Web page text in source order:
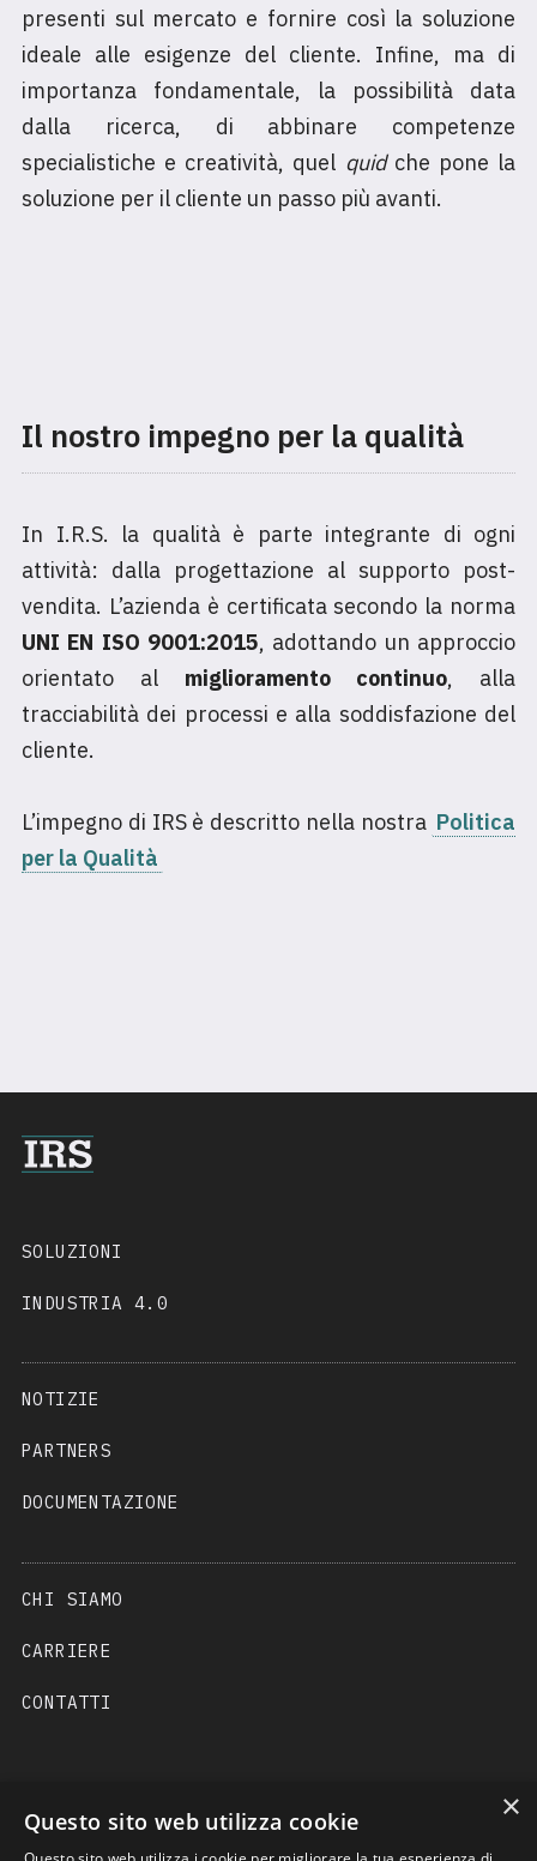
presenti sul mercato e fornire così la soluzione
ideale alle esigenze del cliente. Infine, ma di
importanza fondamentale, la possibilità data
dalla ricerca, di abbinare competenze
specialistiche e creatività, quel quidche pone la
soluzione per il cliente un passo più avanti.
Il nostro impegno per la qualità
In I.R.S. la qualità è parte integrante di ogni
attività: dalla progettazione al supporto post-
vendita. L’azienda è certificata secondo la norma
UNI EN ISO 9001:2015, adottando un approccio
orientato al miglioramento continuo, alla
tracciabilità dei processi e alla soddisfazione del
cliente.
L’impegno di IRS è descritto nella nostra Politica
per la Qualità
SOLUZIONI
INDUSTRIA 4.0
NOTIZIE
PARTNERS
DOCUMENTAZIONE
CHI SIAMO
CARRIERE
CONTATTI
×
Questo sito web utilizza cookie